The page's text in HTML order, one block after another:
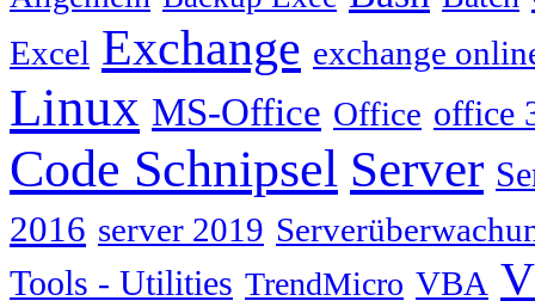
Excel Exchange exchange
Linux MS-Office Office office
Code Schnipsel Server
2016 server 2019
Tools - Utilities TrendMicro VBA